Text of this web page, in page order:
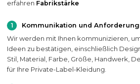
erfahren Fabrikstärke
1
Kommunikation und
Wir werden mit Ihnen kommunizieren,
Ideen zu bestätigen, einschließlich
Stil, Material, Farbe, Größe, Handwerk,
für Ihre Private-Label-Kleidung.